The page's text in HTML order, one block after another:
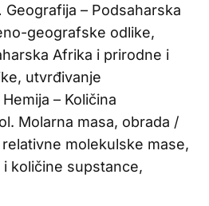
Geografija – Podsaharska
geografske odlike,
Afrika i prirodne i
utvrđivanje
– Količina
Molarna masa, obrada /
molekulske mase,
količine supstance,